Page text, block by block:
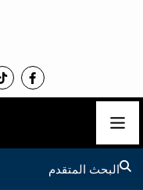
البحث المتقدم